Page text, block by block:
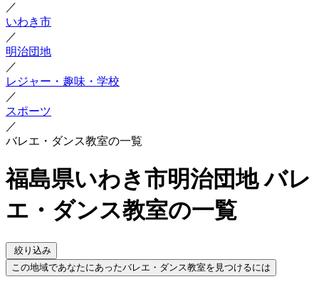
／
いわき市
／
明治団地
／
レジャー・趣味・学校
／
スポーツ
／
バレエ・ダンス教室の一覧
福島県いわき市明治団地 バレ
エ・ダンス教室の一覧
絞り込み
この地域であなたにあったバレエ・ダンス教室を見つけるには